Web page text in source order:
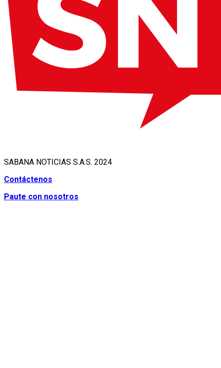
SABANA NOTICIAS S.A.S. 2024
Contáctenos
Paute con nosotros